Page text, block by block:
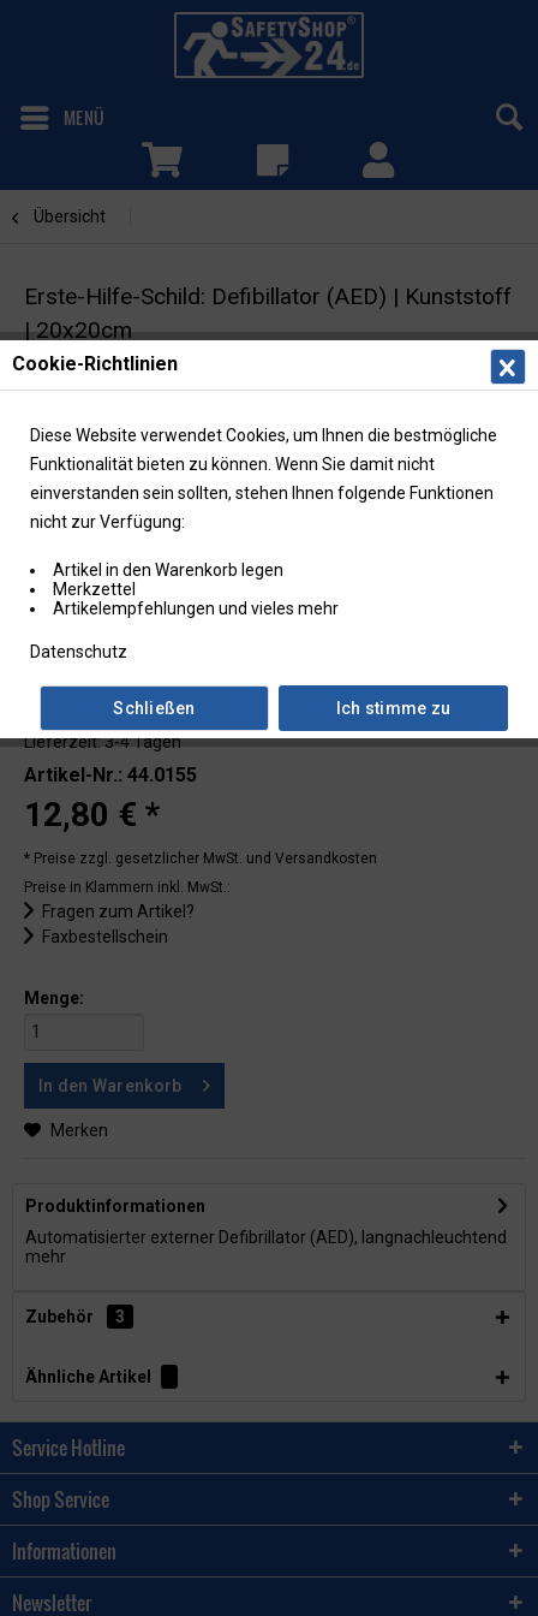
MENÜ
Übersicht
Erste-Hilfe-Schild: Defibillator (AED) | Kunststoff
| 20x20cm
Rettungszeichen | ASR/ISO | langnachleuchtend
Lieferzeit: 3-4 Tagen
Artikel-Nr.: 44.0155
12,80 € *
* Preise zzgl. gesetzlicher MwSt. und Versandkosten
Preise in Klammern inkl. MwSt.:
Fragen zum Artikel?
Faxbestellschein
Menge:
In den Warenkorb
Merken
Produktinformationen
Automatisierter externer Defibrillator (AED), langnachleuchtend
mehr
Zubehör 3
Ähnliche Artikel
Service Hotline
Shop Service
Informationen
Newsletter
Cookie-Richtlinien
Diese Website verwendet Cookies, um Ihnen die bestmögliche
Funktionalität bieten zu können. Wenn Sie damit nicht
einverstanden sein sollten, stehen Ihnen folgende Funktionen
nicht zur Verfügung:
Artikel in den Warenkorb legen
Merkzettel
Artikelempfehlungen und vieles mehr
Datenschutz
Ich stimme zu
Schließen